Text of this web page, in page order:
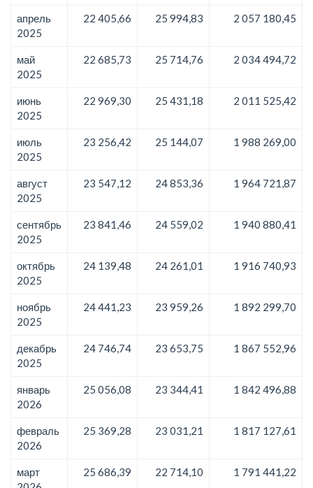
апрель
2025
22 405,66 25 994,83 2 057 180,45
май
2025
22 685,73 25 714,76 2 034 494,72
июнь
2025
22 969,30 25 431,18 2 011 525,42
июль
2025
23 256,42 25 144,07 1 988 269,00
август
2025
23 547,12 24 853,36 1 964 721,87
сентябрь
2025
23 841,46 24 559,02 1 940 880,41
октябрь
2025
24 139,48 24 261,01 1 916 740,93
ноябрь
2025
24 441,23 23 959,26 1 892 299,70
декабрь
2025
24 746,74 23 653,75 1 867 552,96
январь
2026
25 056,08 23 344,41 1 842 496,88
февраль
2026
25 369,28 23 031,21 1 817 127,61
март
25 686,39 22 714,10 1 791 441,22